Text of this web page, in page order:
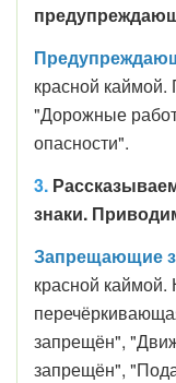
красной
"Дорожные
опасности".
3.
знаки.
Запрещающие
красной каймой.
запрещён",
запрещён",